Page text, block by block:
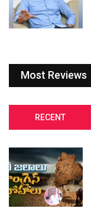
Most Reviews
RECENT